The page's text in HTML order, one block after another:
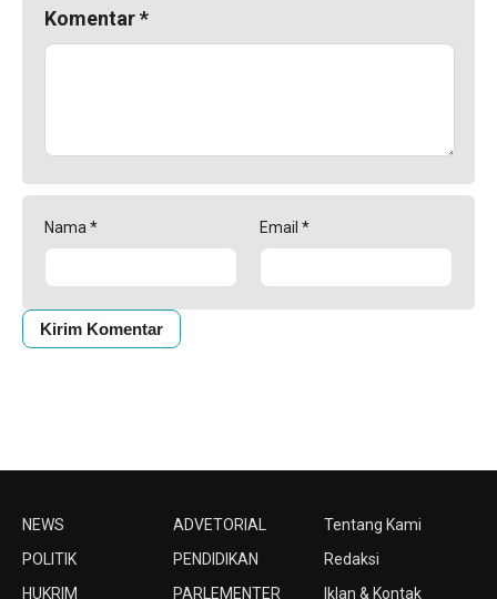
Komentar*
Nama * Email *
NEWS
POLITIK
HUKRIM
ADVETORIAL
PENDIDIKAN
PARLEMENTER
Tentang Kami
Redaksi
Iklan & Kontak